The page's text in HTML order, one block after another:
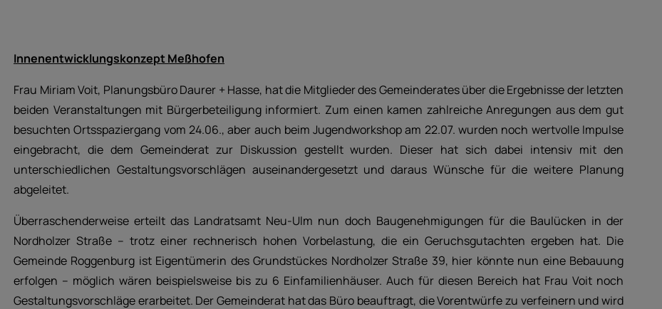
Innenentwicklungskonzept Meßhofen
Frau Miriam Voit, Planungsbüro Daurer + Hasse, hat die Mitglieder des Gemeinderates über die Ergebnisse der letzten
beiden Veranstaltungen mit Bürgerbeteiligung informiert. Zum einen kamen zahlreiche Anregungen aus dem gut
besuchten Ortsspaziergang vom 24.06., aber auch beim Jugendworkshop am 22.07. wurden noch wertvolle Impulse
eingebracht, die dem Gemeinderat zur Diskussion gestellt wurden. Dieser hat sich dabei intensiv mit den
unterschiedlichen Gestaltungsvorschlägen auseinandergesetzt und daraus Wünsche für die weitere Planung
abgeleitet.
Überraschenderweise erteilt das Landratsamt Neu-Ulm nun doch Baugenehmigungen für die Baulücken in der
Nordholzer Straße – trotz einer rechnerisch hohen Vorbelastung, die ein Geruchsgutachten ergeben hat. Die
Gemeinde Roggenburg ist Eigentümerin des Grundstückes Nordholzer Straße 39, hier könnte nun eine Bebauung
erfolgen – möglich wären beispielsweise bis zu 6 Einfamilienhäuser. Auch für diesen Bereich hat Frau Voit noch
Gestaltungsvorschläge erarbeitet. Der Gemeinderat hat das Büro beauftragt, die Vorentwürfe zu verfeinern und wird